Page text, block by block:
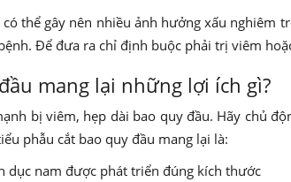
thể gây nên nhiều ảnh hưởng xấu
Để đưa ra chỉ định buộc phải trị viêm
mang lại những lợi ích gì?
bị viêm, hẹp dài bao quy đầu. Hãy chủ
phẫu cắt bao quy đầu mang lại là:
dục nam được phát triển đúng kích thước